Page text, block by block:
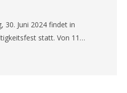
30. Juni 2024 findet in
statt. Von 11…